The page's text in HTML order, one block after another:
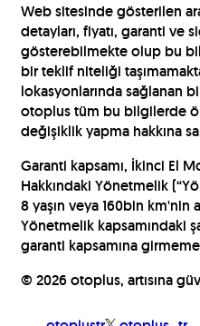
Web sitesinde gösterilen
detayları, fiyatı, garanti ve
gösterebilmekte olup bu
bir teklif niteliği
lokasyonlarında sağlanan
otoplus tüm bu bilgilerde
değişiklik yapma hakkına
Garanti kapsamı, İkinci El
Hakkındaki Yönetmelik
8 yaşın veya 160bin km'nin
Yönetmelik kapsamındaki
garanti kapsamına
© 2026 otoplus, artısına